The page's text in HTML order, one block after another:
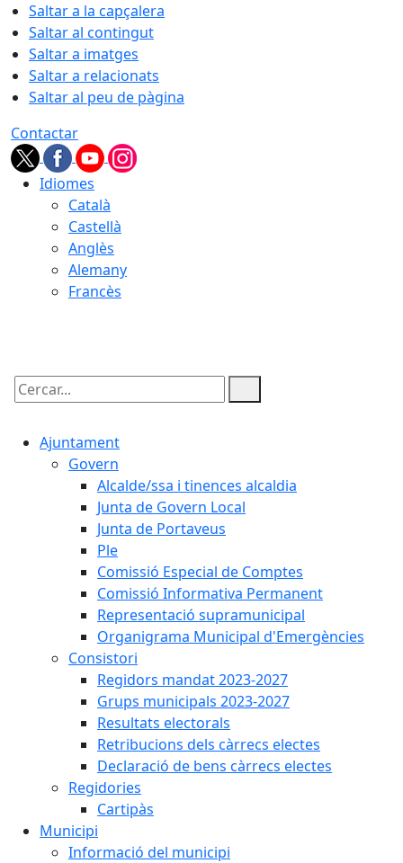
Saltar a la capçalera
Saltar al contingut
Saltar a imatges
Saltar a relacionats
Saltar al peu de pàgina
Contactar
Idiomes
Català
Castellà
Anglès
Alemany
Francès
Cercar:
Ajuntament
Govern
Alcalde/ssa i tinences alcaldia
Junta de Govern Local
Junta de Portaveus
Ple
Comissió Especial de Comptes
Comissió Informativa Permanent
Representació supramunicipal
Organigrama Municipal d'Emergències
Consistori
Regidors mandat 2023-2027
Grups municipals 2023-2027
Resultats electorals
Retribucions dels càrrecs electes
Declaració de bens càrrecs electes
Regidories
Cartipàs
Municipi
Informació del municipi